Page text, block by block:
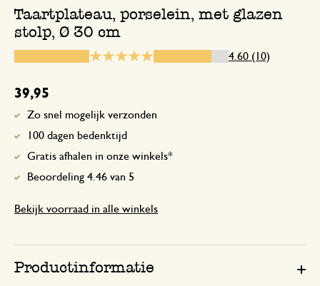
Taartplateau, porselein, met glazen
stolp, Ø 30 cm
4.60 (10)
39,95
Zo snel mogelijk verzonden
100 dagen bedenktijd
Gratis afhalen in onze winkels*
Beoordeling 4.46 van 5
Bekijk voorraad in alle winkels
Productinformatie
Alles oke
3 december 2024
Mooi model
22 juni 2024
Mooi model: glas en keramiek.
Prachtig door zijn eenvoud!
Prachtige stijl, eenvoudig en klasiek!